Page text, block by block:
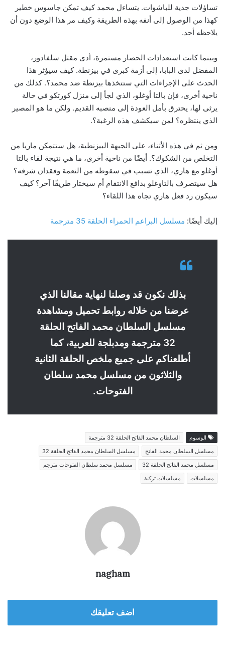
تساؤلات جدية للباشوات. يتساءل محمد كيف تمكن جاسوس خطير
كهذا من الوصول إلى أنفه بهذه الطريقة وكيف مر هذا الوضع دون أن
يلاحظه أحد.
وبينما كانت استعدادات الحصار مستمرة، أدى مقتل سلفادور،
المفضل لدى البابا، إلى أزمة كبرى في بيزنطة. كيف سيؤثر هذا
الحدث على الإجراءات التي ستتخذها بيزنطة ضد محمد؟. كذلك من
ناحية أخرى، فإن بالتا أوغلو، الذي لجأ إلى منزل كورتكو في حالة
يرثى لها، يحترق بأمل العودة إلى منصبه القديم. ولكن ما هو المصير
الذي ينتظره؟ لمن سيكشف هذه الرغبة؟.
ومن ثم في هذه الأثناء، على الجبهة البيزنطية، هل ستتمكن ماريا من
التخلص من الشكوك؟. أيضًا من ناحية أخرى، ما هي نتيجة لقاء بالتا
أوغلو مع هاري، الذي تسبب في سقوطه من النعمة وفقدان شرفه؟
هل سيتصرف بالتاوغلو بدافع الانتقام أم سيختار طريقًا آخر؟ كيف
سيكون رد فعل هاري تجاه هذا اللقاء؟
إليك أيضًا: مسلسل البراعم الحمراء الحلقة 35 مترجمة
بذلك نكون قد وصلنا لنهاية مقالنا الذي
عرضنا من خلاله روابط تحميل ومشاهدة
مسلسل السلطان محمد الفاتح الحلقة
32 مترجمة ومدبلجة للعربية، كما
أطلعناكم على جميع ملخص الحلقة الثانية
والثلاثون من مسلسل محمد سلطان
الفتوحات.
الوسوم
السلطان محمد الفاتح الحلقة 32 مترجمة
مسلسل السلطان محمد الفاتح
مسلسل السلطان محمد الفاتح الحلقة 32
مسلسل محمد الفاتح الحلقة 32
مسلسل محمد سلطان الفتوحات مترجم
مسلسلات
مسلسلات تركية
nagham
اضف تعليقك